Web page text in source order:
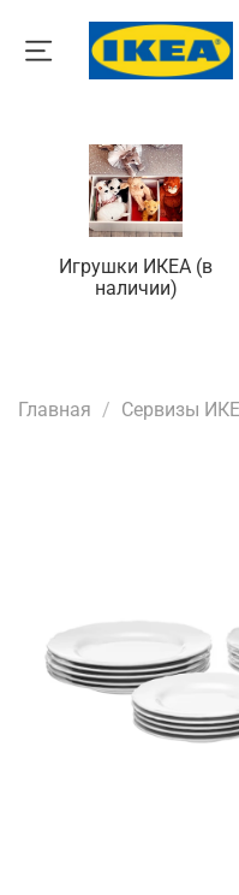
Игрушки ИКЕА (в
наличии)
Главная Сервизы